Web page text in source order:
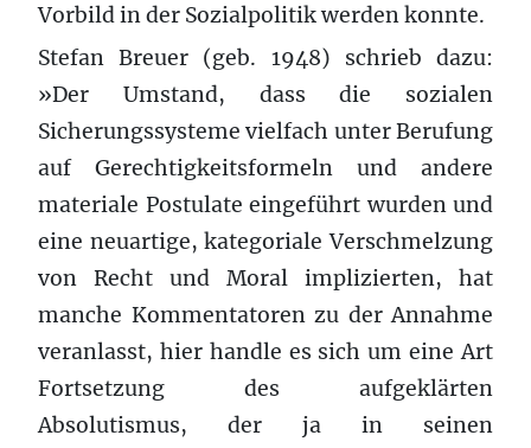
Vorbild in der Sozialpolitik werden konnte.
Stefan Breuer (geb. 1948) schrieb dazu:
»Der Umstand, dass die sozialen
Sicherungssysteme vielfach unter Berufung
auf Gerechtigkeitsformeln und andere
materiale Postulate eingeführt wurden und
eine neuartige, kategoriale Verschmelzung
von Recht und Moral implizierten, hat
manche Kommentatoren zu der Annahme
veranlasst, hier handle es sich um eine Art
Fortsetzung des aufgeklärten
Absolutismus, der ja in seinen